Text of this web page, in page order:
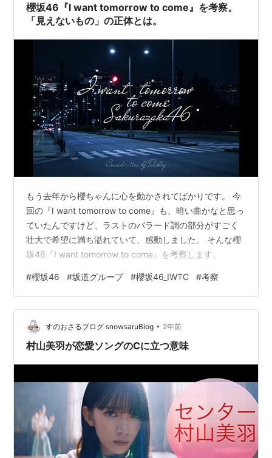
櫻坂46『I want tomorrow to come』を考察。
「見えないもの」の正体とは。
もう去年から櫻ちゃんに心を動かされてばかりです。 今
回の『I want tomorrow to come』も、暗い曲かなと思っ
ていたんですけど、ラストのバラード調の部分がすごく
壮大で希望に満ち溢れていて、感動しました。 そんな櫻
坂46『I want tomorrow to come』を考察します。
#櫻坂46 #坂道グループ #櫻坂46_IWTC #考察
すのおさるブログ snowsaruBlog • 2年前
村山美羽が恋愛ソングのCに立つ意味